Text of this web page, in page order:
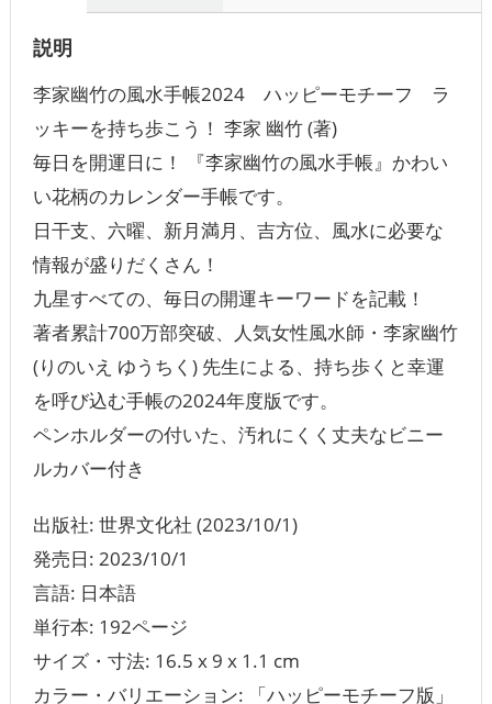
説明
李家幽竹の風水手帳2024 ハッピーモチーフ ラ
ッキーを持ち歩こう！ 李家 幽竹 (著)
毎日を開運日に！ 『李家幽竹の風水手帳』かわい
い花柄のカレンダー手帳です。
日干支、六曜、新月満月、吉方位、風水に必要な
情報が盛りだくさん！
九星すべての、毎日の開運キーワードを記載！
著者累計700万部突破、人気女性風水師・李家幽竹
(りのいえ ゆうちく) 先生による、持ち歩くと幸運
を呼び込む手帳の2024年度版です。
ペンホルダーの付いた、汚れにくく丈夫なビニー
ルカバー付き
出版社: 世界文化社 (2023/10/1)
発売日: 2023/10/1
言語: ‎日本語
単行本: 192ページ
サイズ・寸法: 16.5 x 9 x 1.1 cm
カラー・バリエーション: 「ハッピーモチーフ版」